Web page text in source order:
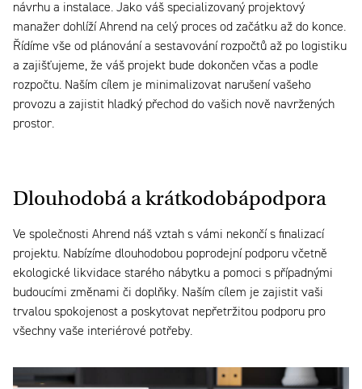
návrhu a instalace. Jako váš specializovaný projektový
manažer dohlíží Ahrend na celý proces od začátku až do konce.
Řídíme vše od plánování a sestavování rozpočtů až po logistiku
a zajišťujeme, že váš projekt bude dokončen včas a podle
rozpočtu. Naším cílem je minimalizovat narušení vašeho
provozu a zajistit hladký přechod do vašich nově navržených
prostor.
Dlouhodobá a krátkodobápodpora
Ve společnosti Ahrend náš vztah s vámi nekončí s finalizací
projektu. Nabízíme dlouhodobou poprodejní podporu včetně
ekologické likvidace starého nábytku a pomoci s případnými
budoucími změnami či doplňky. Naším cílem je zajistit vaši
trvalou spokojenost a poskytovat nepřetržitou podporu pro
všechny vaše interiérové potřeby.